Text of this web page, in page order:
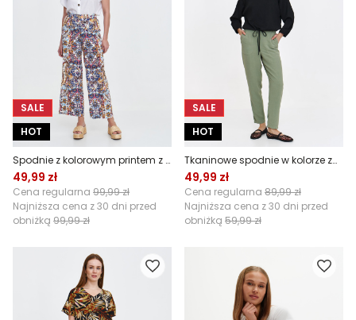
SALE
HOT
Spodnie z kolorowym printem z szeroką nogawką
49,99 zł
Cena regularna 99,99 zł
Najniższa cena z 30 dni przed
obniżką 99,99 zł
SALE
HOT
Tkaninowe spodnie w kolorze zgaszonej zieleni
49,99 zł
Cena regularna 89,99 zł
Najniższa cena z 30 dni przed
obniżką 59,99 zł